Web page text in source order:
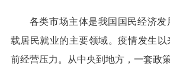
各类市场主体是我国国民经济发
载居民就业的主要领域。疫情发生
前经营压力。从中央到地方，一套政